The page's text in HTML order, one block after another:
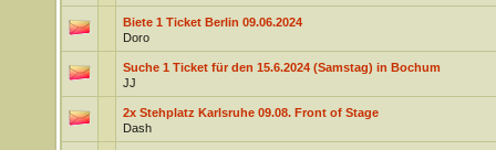
Biete 1 Ticket Berlin 09.06.2024
Doro
Suche 1 Ticket für den 15.6.2024 (Samstag) in Bochum
JJ
2x Stehplatz Karlsruhe 09.08. Front of Stage
Dash